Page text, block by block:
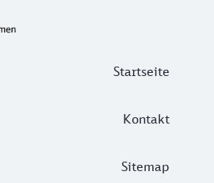
Startseite
Kontakt
Sitemap